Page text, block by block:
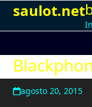
Skip
content
saulot.net
Open
mobile
Close
mobile
agosto 20, 2015